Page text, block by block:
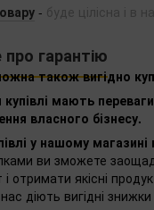
- буде цілісна і в
гарантію
також вигідно
мають
власного бізнесу.
у нашому магазині
ви зможете
отримати якісні
діють вигідні